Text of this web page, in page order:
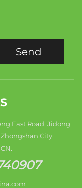
Send
East Road, Jidong
City,